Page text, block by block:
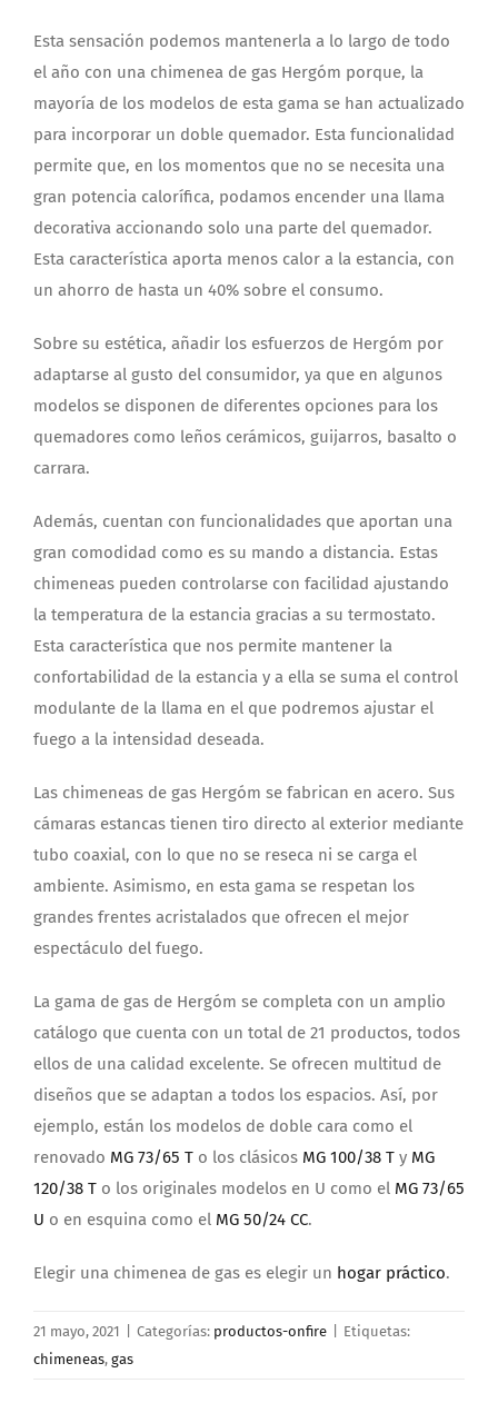
Esta sensación podemos mantenerla a lo largo de todo
el año con una chimenea de gas Hergóm porque, la
mayoría de los modelos de esta gama se han actualizado
para incorporar un doble quemador. Esta funcionalidad
permite que, en los momentos que no se necesita una
gran potencia calorífica, podamos encender una llama
decorativa accionando solo una parte del quemador.
Esta característica aporta menos calor a la estancia, con
un ahorro de hasta un 40% sobre el consumo.
Sobre su estética, añadir los esfuerzos de Hergóm por
adaptarse al gusto del consumidor, ya que en algunos
modelos se disponen de diferentes opciones para los
quemadores como leños cerámicos, guijarros, basalto o
carrara.
Además, cuentan con funcionalidades que aportan una
gran comodidad como es su mando a distancia. Estas
chimeneas pueden controlarse con facilidad ajustando
la temperatura de la estancia gracias a su termostato.
Esta característica que nos permite mantener la
confortabilidad de la estancia y a ella se suma el control
modulante de la llama en el que podremos ajustar el
fuego a la intensidad deseada.
Las chimeneas de gas Hergóm se fabrican en acero. Sus
cámaras estancas tienen tiro directo al exterior mediante
tubo coaxial, con lo que no se reseca ni se carga el
ambiente. Asimismo, en esta gama se respetan los
grandes frentes acristalados que ofrecen el mejor
espectáculo del fuego.
La gama de gas de Hergóm se completa con un amplio
catálogo que cuenta con un total de 21 productos, todos
ellos de una calidad excelente. Se ofrecen multitud de
diseños que se adaptan a todos los espacios. Así, por
ejemplo, están los modelos de doble cara como el
renovado MG 73/65 T o los clásicos MG 100/38 T y MG
120/38 T o los originales modelos en U como el MG 73/65
U o en esquina como el MG 50/24 CC.
Elegir una chimenea de gas es elegir un hogar práctico.
21 mayo, 2021 Categorías: productos-onfire
Etiquetas:
chimeneas, gas